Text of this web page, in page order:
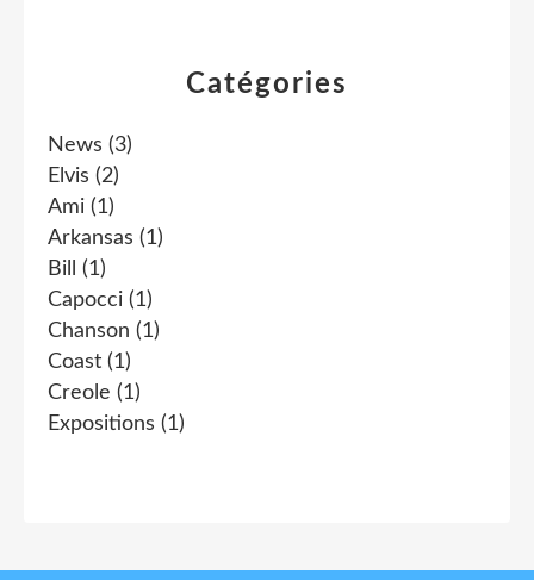
Catégories
News (3)
Elvis (2)
Ami (1)
Arkansas (1)
Bill
(1)
Capocci (1)
Chanson (1)
Coast (1)
Creole (1)
Expositions (1)